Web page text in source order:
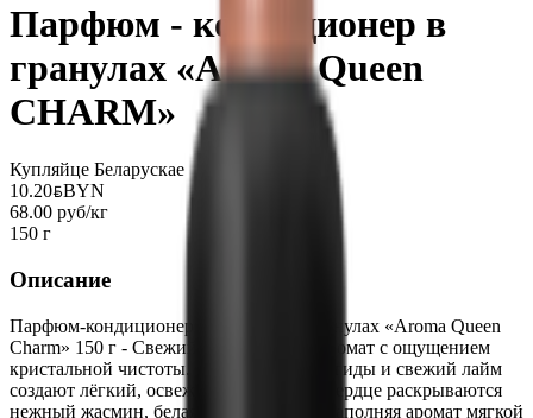
Парфюм - кондиционер в
гранулах «Aroma Queen
CHARM»
Купляйце Беларускае
10.20BYNBYN
68.00 руб/кг
150 г
Описание
Парфюм-кондиционер для стирки в гранулах «Aroma Queen
Charm» 150 г - Свежий и элегантный аромат с ощущением
кристальной чистоты. Искристые альдегиды и свежий лайм
создают лёгкий, освежающий старт. В сердце раскрываются
нежный жасмин, белая роза и фиалка, наполняя аромат мягкой